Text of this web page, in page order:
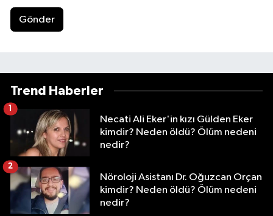
Gönder
Trend Haberler
Necati Ali Eker'in kızı Gülden Eker
kimdir? Neden öldü? Ölüm nedeni
nedir?
1
Nöroloji Asistanı Dr. Oğuzcan Orçan
kimdir? Neden öldü? Ölüm nedeni
nedir?
2